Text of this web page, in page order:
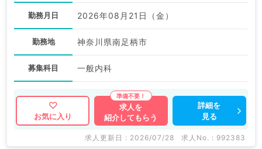
勤務月日 2026年08月21日（金）
勤務地 神奈川県南足柄市
募集科目 一般内科
お気に入り
求人を
紹介してもらう
詳細を
見る
求人更新日 : 2026/07/28 求人No. : 992383